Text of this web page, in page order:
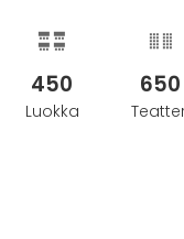
450
Luokka
650